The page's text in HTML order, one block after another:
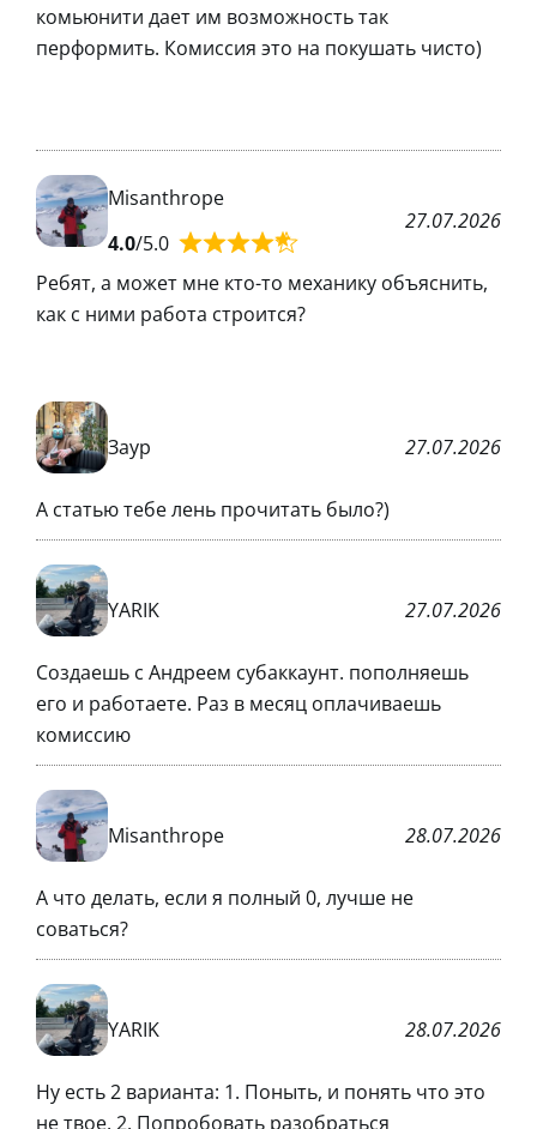
комьюнити дает им возможность так
перформить. Комиссия это на покушать чисто)
Misanthrope
4.0/5.0
27.07.2026
Ребят, а может мне кто-то механику объяснить,
как с ними работа строится?
Заур 27.07.2026
А статью тебе лень прочитать было?)
YARIK 27.07.2026
Создаешь с Андреем субаккаунт. пополняешь
его и работаете. Раз в месяц оплачиваешь
комиссию
Misanthrope 28.07.2026
А что делать, если я полный 0, лучше не
соваться?
YARIK 28.07.2026
Ну есть 2 варианта: 1. Поныть, и понять что это
не твое. 2. Попробовать разобраться